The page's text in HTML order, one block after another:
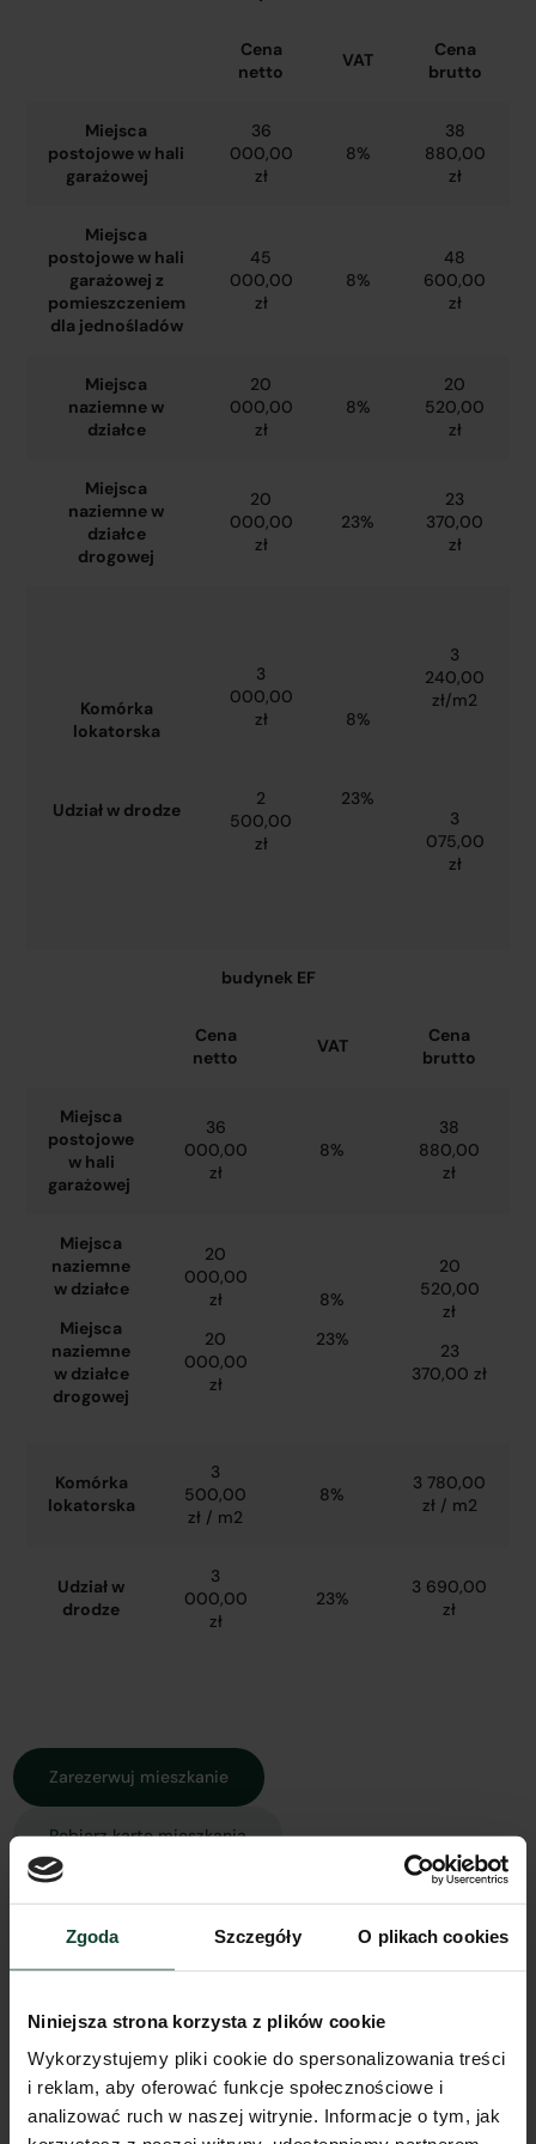
Zgoda Szczegóły O plikach cookies
Niniejsza strona korzysta z plików cookie
Wykorzystujemy pliki cookie do spersonalizowania treści
i reklam, aby oferować funkcje społecznościowe i
analizować ruch w naszej witrynie. Informacje o tym, jak
Spacer 3D Model 3D
Inne koszty związane z zakupem mieszkania:
Cena
netto
VAT
Cena
brutto
Miejsca
postojowe w hali
garażowej
36
000,00
zł
8%
38
880,00
zł
Miejsca
postojowe w hali
garażowej z
pomieszczeniem
dla jednośladów
45
000,00
zł
8%
48
600,00
zł
Miejsca
naziemne w
działce
20
000,00
zł
8%
20
520,00
zł
Miejsca
naziemne w
działce
drogowej
20
000,00
zł
23%
23
370,00
zł
Komórka
lokatorska
Udział w drodze
3
000,00
zł
2
500,00
zł
8%
23%
3
240,00
zł/m2
3
075,00
zł
budynek EF
Cena
netto
VAT
Cena
brutto
Miejsca
postojowe
w hali
garażowej
36
000,00
zł
8%
38
880,00
zł
Miejsca
naziemne
w działce
Miejsca
naziemne
w działce
drogowej
20
000,00
zł
20
000,00
zł
8%
23%
20
520,00
zł
23
370,00 zł
Komórka
lokatorska
3
500,00
zł / m2
8%
3 780,00
zł / m2
Udział w
drodze
3
000,00
zł
23%
3 690,00
zł
Zarezerwuj mieszkanie
Pobierz kartę mieszkania